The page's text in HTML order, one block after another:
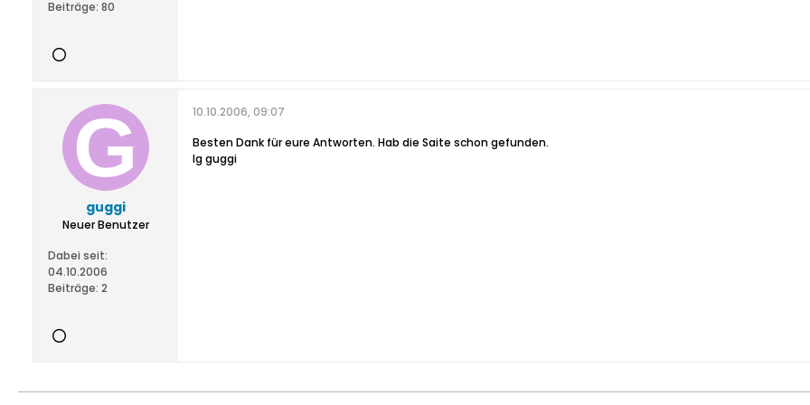
Beiträge: 80
guggi
Neuer Benutzer
Dabei seit:
04.10.2006
Beiträge: 2
10.10.2006, 09:07
Besten Dank für eure Antworten. Hab die Saite schon gefunden.
lg guggi